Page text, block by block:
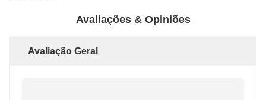
Avaliações & Opiniões
Avaliação Geral